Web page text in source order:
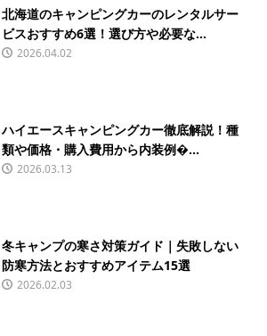
北海道のキャンピングカーのレンタルサー
ビスおすすめ6選！選び方や必要な...
2026.04.02
ハイエースキャンピングカー徹底解説！種
類や価格・購入費用から内装例�...
2026.03.13
冬キャンプの寒さ対策ガイド｜失敗しない
防寒方法とおすすめアイテム15選
2026.02.03